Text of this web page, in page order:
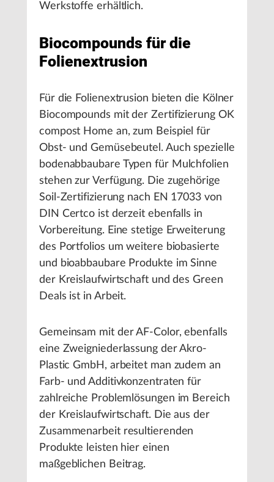
Werkstoffe erhältlich.
Biocompounds für die
Folienextrusion
Für die Folienextrusion bieten die Kölner
Biocompounds mit der Zertifizierung OK
compost Home an, zum Beispiel für
Obst- und Gemüsebeutel. Auch spezielle
bodenabbaubare Typen für Mulchfolien
stehen zur Verfügung. Die zugehörige
Soil-Zertifizierung nach EN 17033 von
DIN Certco ist derzeit ebenfalls in
Vorbereitung. Eine stetige Erweiterung
des Portfolios um weitere biobasierte
und bioabbaubare Produkte im Sinne
der Kreislaufwirtschaft und des Green
Deals ist in Arbeit.
Gemeinsam mit der AF-Color, ebenfalls
eine Zweigniederlassung der Akro-
Plastic GmbH, arbeitet man zudem an
Farb- und Additivkonzentraten für
zahlreiche Problemlösungen im Bereich
der Kreislaufwirtschaft. Die aus der
Zusammenarbeit resultierenden
Produkte leisten hier einen
maßgeblichen Beitrag.